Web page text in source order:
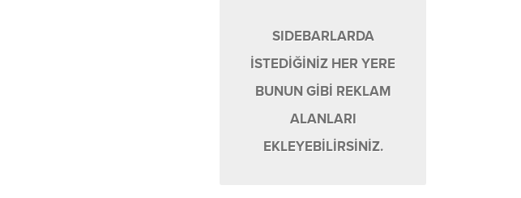
SIDEBARLARDA
İSTEDİĞİNİZ HER YERE
BUNUN GİBİ REKLAM
ALANLARI
EKLEYEBİLİRSİNİZ.